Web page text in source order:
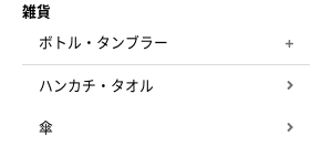
雑貨
ボトル・タンブラー
ハンカチ・タオル
傘